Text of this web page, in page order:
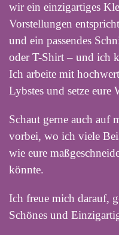
wir ein einzigartiges
Vorstellungen
und ein passendes
oder T-Shirt – und ich
Ich arbeite mit
Lybstes und setze eure
Schaut gerne auch auf
vorbei, wo ich viele
wie eure
könnte.
Ich freue mich darauf,
Schönes und